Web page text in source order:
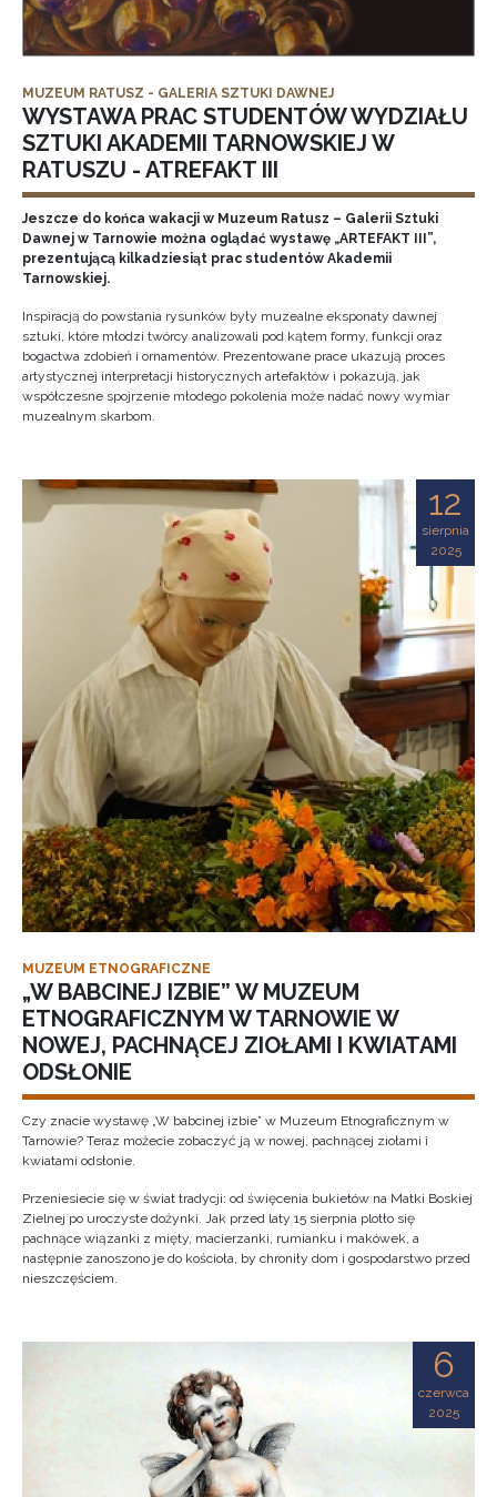
MUZEUM RATUSZ - GALERIA SZTUKI DAWNEJ
WYSTAWA PRAC STUDENTÓW WYDZIAŁU
SZTUKI AKADEMII TARNOWSKIEJ W
RATUSZU - ATREFAKT III
Jeszcze do końca wakacji w Muzeum Ratusz – Galerii Sztuki
Dawnej w Tarnowie można oglądać wystawę „ARTEFAKT III”,
prezentującą kilkadziesiąt prac studentów Akademii
Tarnowskiej.
Inspiracją do powstania rysunków były muzealne eksponaty dawnej
sztuki, które młodzi twórcy analizowali pod kątem formy, funkcji oraz
bogactwa zdobień i ornamentów. Prezentowane prace ukazują proces
artystycznej interpretacji historycznych artefaktów i pokazują, jak
współczesne spojrzenie młodego pokolenia może nadać nowy wymiar
muzealnym skarbom.
12
sierpnia
2025
MUZEUM ETNOGRAFICZNE
„W BABCINEJ IZBIE” W MUZEUM
ETNOGRAFICZNYM W TARNOWIE W
NOWEJ, PACHNĄCEJ ZIOŁAMI I KWIATAMI
ODSŁONIE
Czy znacie wystawę „W babcinej izbie” w Muzeum Etnograficznym w
Tarnowie? Teraz możecie zobaczyć ją w nowej, pachnącej ziołami i
kwiatami odsłonie.
Przeniesiecie się w świat tradycji: od święcenia bukietów na Matki Boskiej
Zielnej po uroczyste dożynki. Jak przed laty 15 sierpnia plotło się
pachnące wiązanki z mięty, macierzanki, rumianku i makówek, a
następnie zanoszono je do kościoła, by chroniły dom i gospodarstwo przed
nieszczęściem.
6
czerwca
2025